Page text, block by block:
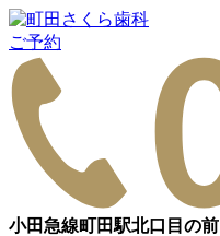
ご予約
小田急線町田駅北口目の前